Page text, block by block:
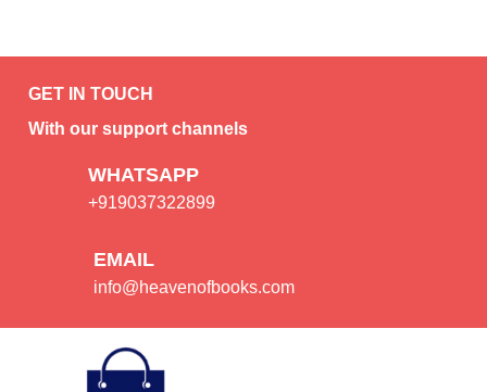
GET IN TOUCH
With our support channels
WHATSAPP
+919037322899
EMAIL
info@heavenofbooks.com